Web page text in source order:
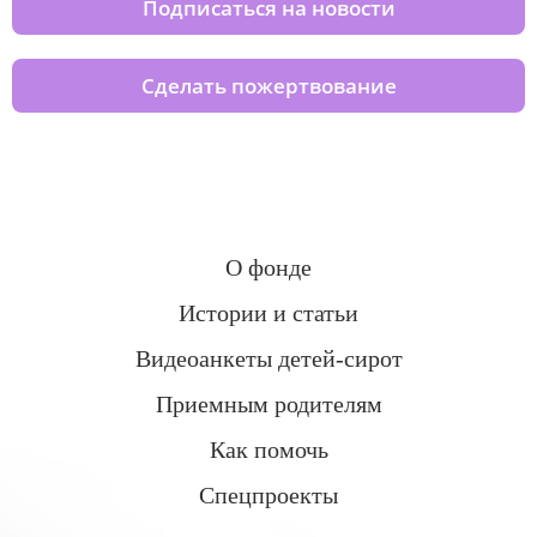
Подписаться на новости
Сделать пожертвование
О фонде
Истории и статьи
Видеоанкеты детей-сирот
Приемным родителям
Как помочь
Спецпроекты